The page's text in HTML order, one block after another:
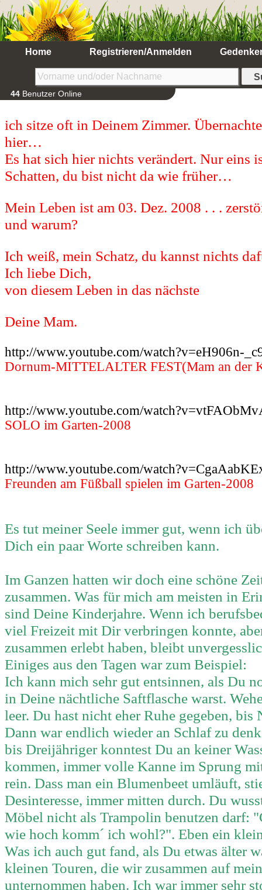
Home Registrieren/Anmelden
44 Benutzer Online
ich sitze oft in Deinem Zimmer.
hier…
Es hat sich hier nichts verändert. Nur eins
Schatten, du bist nicht da wie früher…
Mein Leben ist am 03. Dez. 2008 . . .
und warum?
Ich weiß, mein Schatz, du kannst nichts
Ich liebe Dich,
von diesem Leben in das nächste
Deine Mam.
http://www.youtube.com/watch?v=eH906n-
Dornum-MITTELALTER FEST(Mam an der
http://www.youtube.com/
SOLO im Garten-2008
http://www.youtube.com/
Freunden am Füßball spielen im Garten-2008
Es tut meiner Seele immer gut, wenn ich
Dich ein paar Worte schreiben kann.
Im Ganzen hatten wir doch eine schöne
zusammen. Was für mich am meisten in
sind Deine Kinderjahre. Wenn ich
viel Freizeit mit Dir verbringen konnte,
zusammen erlebt haben, bleibt
Einiges aus den Tagen war zum Beispiel:
Ich kann mich sehr gut entsinnen, als Du
in Deine nächtliche Saftflasche warst.
leer. Du hast nicht eher Ruhe gegeben, bis
Dann war endlich wieder an Schlaf zu
bis Dreijähriger konntest Du an keiner
kommen, immer volle Kanne im Sprung
rein. Dass man ein Blumenbeet umläuft,
Desinteresse, immer mitten durch. Du
Möbel nicht als Trampolin benutzen darf:
wie hoch komm´ ich wohl?". Eben ein
Was ich auch gut fand, als Du etwas älter
kleinen Touren, die wir zusammen auf
unternommen haben. Ich war immer sehr